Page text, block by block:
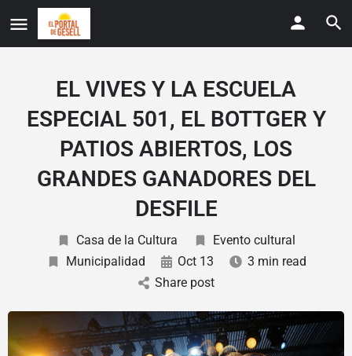
EL VIVES Y LA ESCUELA
ESPECIAL 501, EL BOTTGER Y
PATIOS ABIERTOS, LOS
GRANDES GANADORES DEL
DESFILE
Casa de la Cultura
Evento cultural
Municipalidad
Oct 13
3 min read
Share post